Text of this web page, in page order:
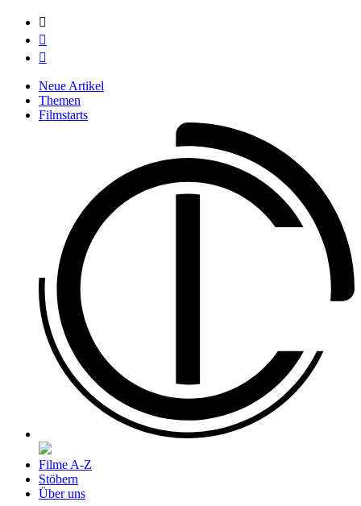



Neue Artikel
Themen
Filmstarts
Filme A-Z
Stöbern
Über uns